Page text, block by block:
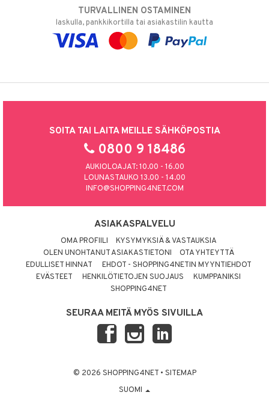
TURVALLINEN OSTAMINEN
laskulla, pankkikortilla tai asiakastilin kautta
SOITA TAI LAITA MEILLE SÄHKÖPOSTIA
0800 9 18486
AUKIOLOAJAT: 10.00 - 16.00
LOUNASTAUKO 13.00 - 14.00
INFO@SHOPPING4NET.COM
ASIAKASPALVELU
OMA PROFIILI
KYSYMYKSIÄ & VASTAUKSIA
OLEN UNOHTANUT ASIAKASTIETONI
OTA YHTEYTTÄ
EDULLISET HINNAT
EHDOT - SHOPPING4NETIN MYYNTIEHDOT
EVÄSTEET
HENKILÖTIETOJEN SUOJAUS
KUMPPANIKSI
SHOPPING4NET
SEURAA MEITÄ MYÖS SIVUILLA
© 2026 SHOPPING4NET • SITEMAP
SUOMI